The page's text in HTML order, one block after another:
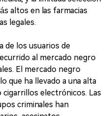
altos en las farmacias
legales.
de los usuarios de
al mercado negro
El mercado negro
que ha llevado a una alta
cigarrillos electrónicos. Las
criminales han